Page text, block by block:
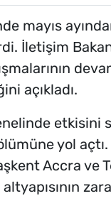
mayıs
İletişim
açıkladı.
etkisini
yol
Accra ve